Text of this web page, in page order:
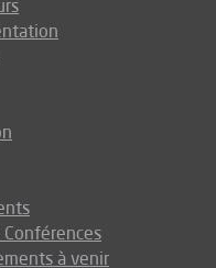
Conférences
à venir